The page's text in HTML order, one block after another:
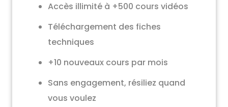
Accès illimité à +500 cours vidéos
Téléchargement des fiches
techniques
+10 nouveaux cours par mois
Sans engagement, résiliez quand
vous voulez